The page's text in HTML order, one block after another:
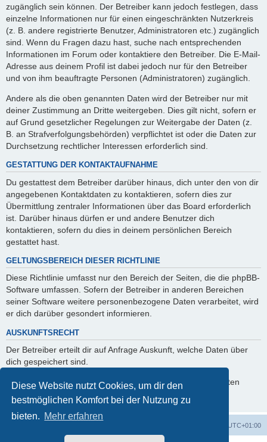
Diese Website nutzt Cookies, um dir den
bestmöglichen Komfort bei der Nutzung zu
bieten. Mehr erfahren
zugänglich sein können. Der Betreiber kann jedoch festlegen, dass
einzelne Informationen nur für einen eingeschränkten Nutzerkreis
(z. B. andere registrierte Benutzer, Administratoren etc.) zugänglich
sind. Wenn du Fragen dazu hast, suche nach entsprechenden
Informationen im Forum oder kontaktiere den Betreiber. Die E-Mail-
Adresse aus deinem Profil ist dabei jedoch nur für den Betreiber
und von ihm beauftragte Personen (Administratoren) zugänglich.
Andere als die oben genannten Daten wird der Betreiber nur mit
deiner Zustimmung an Dritte weitergeben. Dies gilt nicht, sofern er
auf Grund gesetzlicher Regelungen zur Weitergabe der Daten (z.
B. an Strafverfolgungsbehörden) verpflichtet ist oder die Daten zur
Durchsetzung rechtlicher Interessen erforderlich sind.
GESTATTUNG DER KONTAKTAUFNAHME
Du gestattest dem Betreiber darüber hinaus, dich unter den von dir
angegebenen Kontaktdaten zu kontaktieren, sofern dies zur
Übermittlung zentraler Informationen über das Board erforderlich
ist. Darüber hinaus dürfen er und andere Benutzer dich
kontaktieren, sofern du dies in deinem persönlichen Bereich
gestattet hast.
GELTUNGSBEREICH DIESER RICHTLINIE
Diese Richtlinie umfasst nur den Bereich der Seiten, die die phpBB-
Software umfassen. Sofern der Betreiber in anderen Bereichen
seiner Software weitere personenbezogene Daten verarbeitet, wird
er dich darüber gesondert informieren.
AUSKUNFTSRECHT
Der Betreiber erteilt dir auf Anfrage Auskunft, welche Daten über
dich gespeichert sind.
Du kannst jederzeit die Löschung bzw. Sperrung deiner Daten
verlangen. Kontaktiere hierzu bitte den Betreiber.
UTC+01:00